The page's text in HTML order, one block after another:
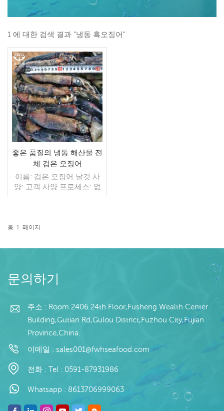
1 에 대한 검색 결과 "냉동 흑오징어"
좋은 품질의 냉동 해산물 전
체 검은 오징어
이름: 검은 오징어 날것 사
양: 고객 사양 프로세스: 없
음 유약: BQF 40%(맞춤형)
매/수출 최소. 주문: 20피트
너 지불: 보자마자 TT / С확
원산지: 중국 브랜드: 푸 왕
행
총 1 페이지
문의하기
주소 : Room 2406 24th Floor,Fusheng Wealth Center
Building,Gutian Rd,Gulou District,Fuzhou City,Fujian
Province,China.
이메일 : sales001@fwhseafood.com
전화 : Tel : 0591-87931986
Whatsapp : 8613706999063